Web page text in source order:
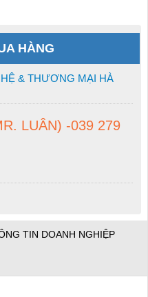
HÀNG
& THƯƠNG MẠI HÀ
LUÂN) -039 279
TIN DOANH NGHIỆP